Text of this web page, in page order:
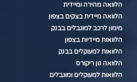
הלוואה מהירה ומיידית
הלוואה מיידית בצקים בצפון
מימון לרכב למוגבלים בבנק
הלוואות מיידיות בצפון
הלוואות למעוקלים בבנק
הלוואה נון ריקורס
הלוואות למעוקלים ומוגבלים